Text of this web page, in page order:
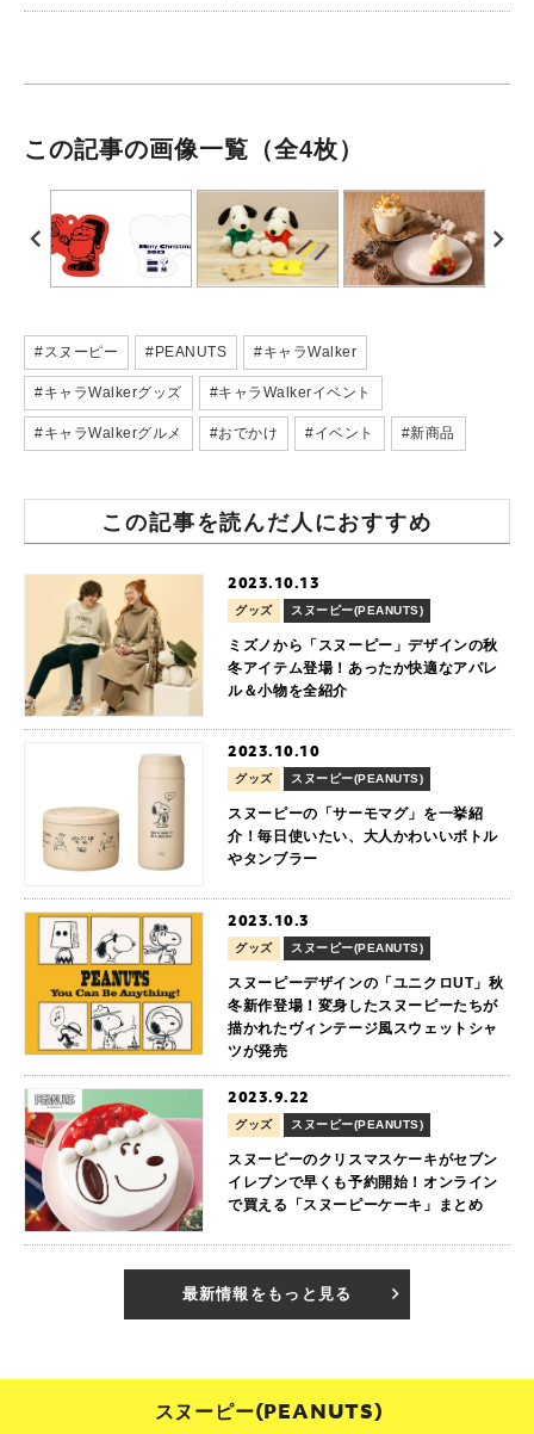
この記事の画像一覧 （全4枚）
#スヌーピー #PEANUTS #キャラWalker
#キャラWalkerグッズ #キャラWalkerイベント
#キャラWalkerグルメ #おでかけ #イベント #新商品
この記事を読んだ人におすすめ
2023.10.13
グッズ スヌーピー(PEANUTS)
ミズノから「スヌーピー」デザインの秋
冬アイテム登場！あったか快適なアパレ
ル＆小物を全紹介
2023.10.10
グッズ スヌーピー(PEANUTS)
スヌーピーの「サーモマグ」を一挙紹
介！毎日使いたい、大人かわいいボトル
やタンブラー
2023.10.3
グッズ スヌーピー(PEANUTS)
スヌーピーデザインの「ユニクロUT」秋
冬新作登場！変身したスヌーピーたちが
描かれたヴィンテージ風スウェットシャ
ツが発売
2023.9.22
グッズ スヌーピー(PEANUTS)
スヌーピーのクリスマスケーキがセブン
イレブンで早くも予約開始！オンライン
で買える「スヌーピーケーキ」まとめ
最新情報をもっと見る
スヌーピー(PEANUTS)